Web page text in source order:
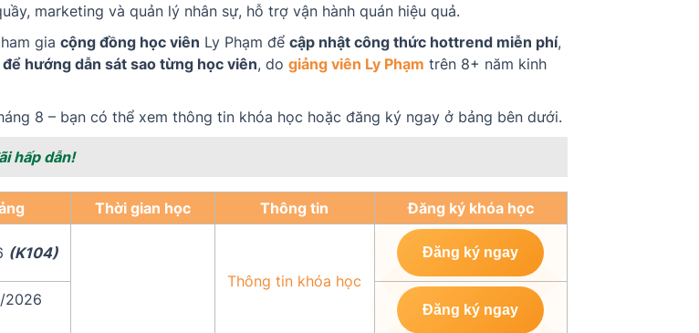
marketing và quản lý nhân sự, hỗ trợ vận hành quán hiệu quả.
gia cộng đồng học viên Ly Phạm để cập nhật công thức hottrend miễn phí,
hướng dẫn sát sao từng học viên, do giảng viên Ly Phạm trên 8+ năm kinh
8 – bạn có thể xem thông tin khóa học hoặc đăng ký ngay ở bảng bên dưới.
hấp dẫn!
Thời gian học Thông tin Đăng ký khóa học
(K104)
Thông tin khóa học
Đăng ký ngay
2026
Đăng ký ngay